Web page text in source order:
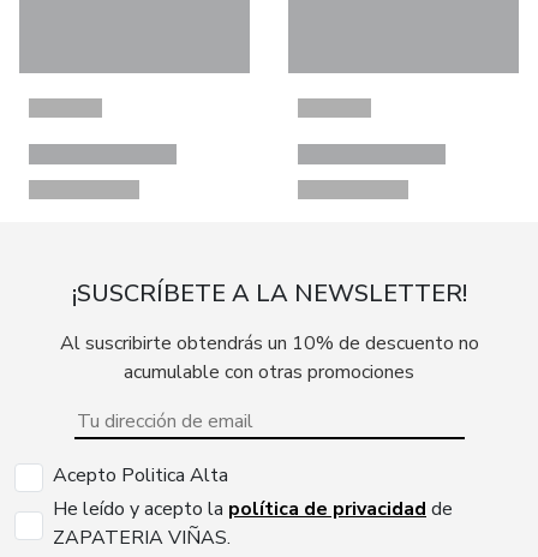
¡SUSCRÍBETE A LA NEWSLETTER!
Al suscribirte obtendrás un 10% de descuento no
acumulable con otras promociones
Acepto Politica Alta
He leído y acepto la política de privacidad de
ZAPATERIA VIÑAS.